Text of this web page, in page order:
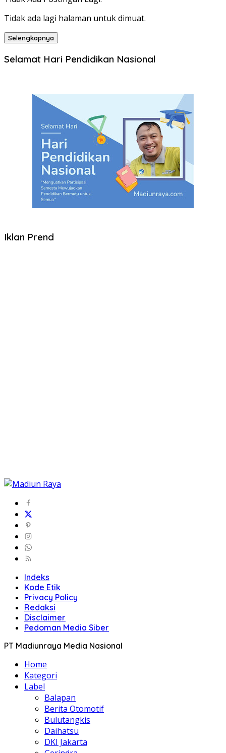
Tidak ada lagi halaman untuk dimuat.
Selengkapnya
Selamat Hari Pendidikan Nasional
Iklan Prend
Indeks
Kode Etik
Privacy Policy
Redaksi
Disclaimer
Pedoman Media Siber
PT Madiunraya Media Nasional
Home
Kategori
Label
Balapan
Berita Otomotif
Bulutangkis
Daihatsu
DKI Jakarta